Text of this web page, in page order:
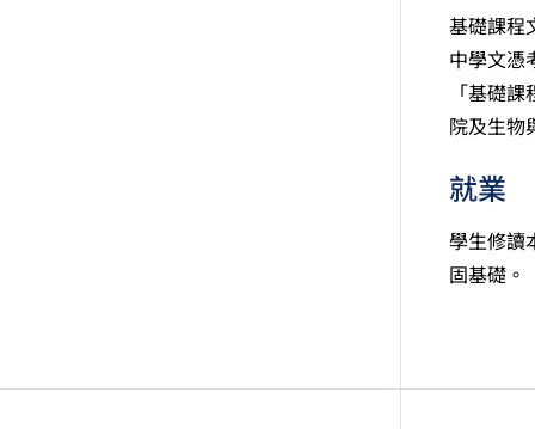
基礎課程
中學文憑
「基礎
院及生物
就業
學生修讀
固基礎。